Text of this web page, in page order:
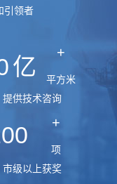
引领者
亿
+
平方米
提供技术咨询
+
项
市级以上获奖